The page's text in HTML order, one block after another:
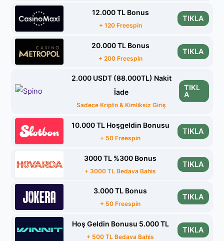
12.000 TL Bonus
+ 120 Freespin
TIKLA
20.000 TL Bonus
+ 200 Freespin
TIKLA
2.000 USDT (88.000TL) Nakit
İade
Sadece Kripto & Kimliksiz Giriş
TIKL
A
10.000 TL Hoşgeldin Bonusu
+ 50 Freespin
TIKLA
3000 TL %300 Bonus
+ 3000 TL Bedava Bahis
TIKLA
3.000 TL Bonus
+ 50 Freespin
TIKLA
Hoş Geldin Bonusu 5.000 TL
+ 500 TL Bedava Bahis
TIKLA